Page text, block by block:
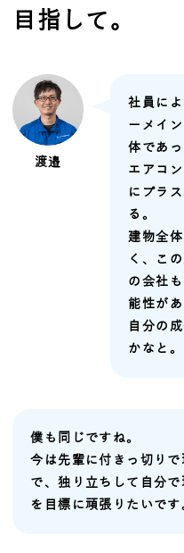
目指して。
渡邉
社員に
ーメイ
体であっ
エアコ
にプラ
る。
建物全
く、こ
の会社
能性があ
自分の
かなと。
僕も同じですね。
今は先輩に付きっ切り
で、独り立ちして自分
を目標に頑張りたいです